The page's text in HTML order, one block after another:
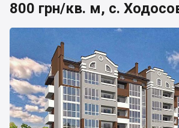
800 грн/кв. м, с.